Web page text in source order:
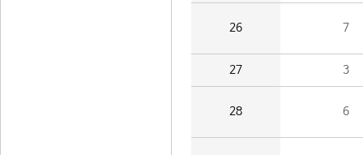
26 7
27 3
28 6